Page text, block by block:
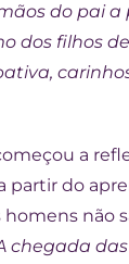
do pai a
dos filhos
a
partir do
não
chegada